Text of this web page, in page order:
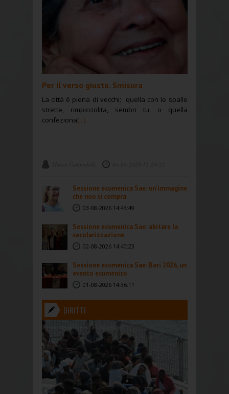
Per il verso giusto. Smisura
La città è piena di vecchi; quella con le spalle
strette, rimpicciolita, sembri tu, o quella
confeziona(...)
Sessione ecumenica Sae: un’immagine
che non si compra
03-08-2026 14:43:49
Sessione ecumenica Sae: abitare la
secolarizzazione
02-08-2026 14:40:23
Sessione ecumenica Sae: Bari 2026, un
evento ecumenico
01-08-2026 14:36:11
DIRITTI